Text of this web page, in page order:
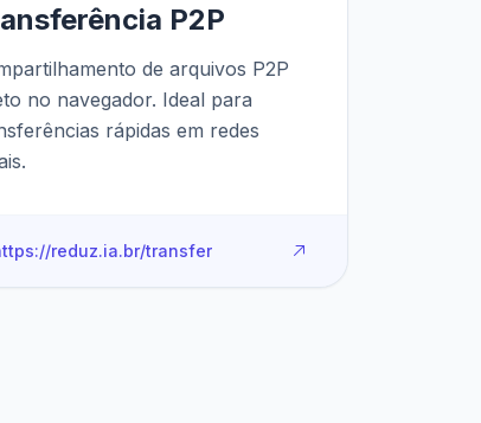
P2P
de arquivos P2P
no navegador. Ideal para
rápidas em redes
reduz.ia.br/transfer